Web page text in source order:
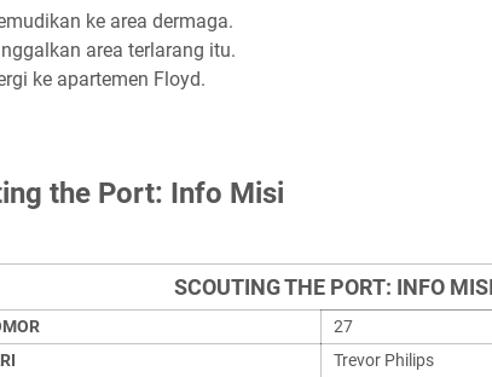
ke area dermaga.
area terlarang itu.
ke apartemen Floyd.
the Port: Info Misi
SCOUTING THE PORT: INFO MISI
27
Trevor Philips